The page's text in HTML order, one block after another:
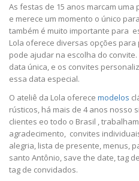
As festas de 15 anos marcam
e merece um momento o único
também é muito importante para
Lola oferece diversas opções
pode ajudar na escolha do
data única, e os convites
essa data especial.
O ateliê da Lola oferece modelos
rústicos, há mais de 4 anos nosso
clientes eo todo o Brasil ,
agradecimento, convites
alegria, lista de presente, menus,
santo Antônio, save the date, tag
tag de convidados.